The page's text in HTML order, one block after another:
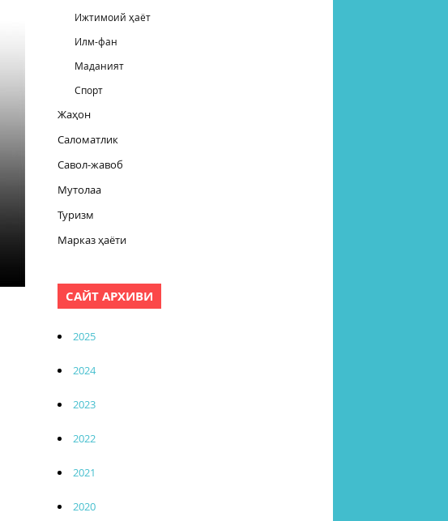
Ижтимоий ҳаёт
Илм-фан
Маданият
Спорт
Жаҳон
Саломатлик
Савол-жавоб
Мутолаа
Туризм
Марказ ҳаёти
САЙТ АРХИВИ
2025
2024
2023
2022
2021
2020